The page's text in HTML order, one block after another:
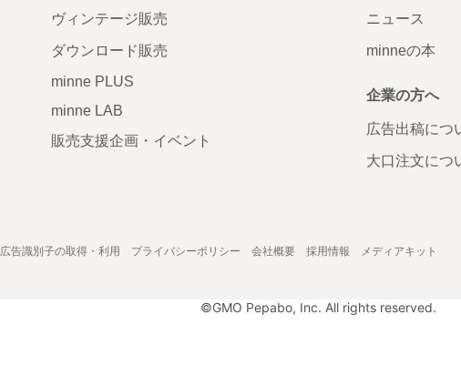
ヴィンテージ販売
ダウンロード販売
minne PLUS
minne LAB
販売支援企画・イベント
ニュース
minneの本
企業の方へ
広告出稿につ
大口注文につ
広告識別子の取得・利用 プライバシーポリシー 会社概要 採用情報 メディアキット
©GMO Pepabo, Inc. All rights reserved.